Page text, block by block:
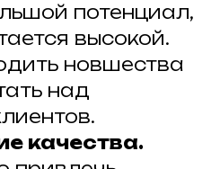
потенциал,
высокой.
новшества
над
качества.